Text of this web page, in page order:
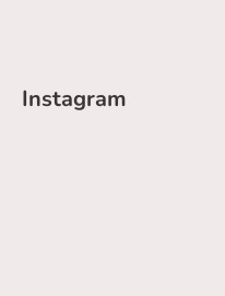
Instagram